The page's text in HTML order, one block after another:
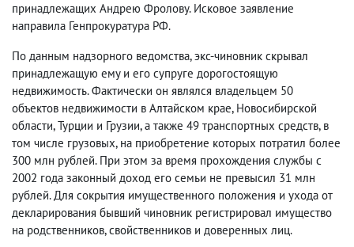
принадлежащих Андрею Фролову. Исковое заявление
направила Генпрокуратура РФ.
По данным надзорного ведомства, экс-чиновник скрывал
принадлежащую ему и его супруге дорогостоящую
недвижимость. Фактически он являлся владельцем 50
объектов недвижимости в Алтайском крае, Новосибирской
области, Турции и Грузии, а также 49 транспортных средств, в
том числе грузовых, на приобретение которых потратил более
300 млн рублей. При этом за время прохождения службы с
2002 года законный доход его семьи не превысил 31 млн
рублей. Для сокрытия имущественного положения и ухода от
декларирования бывший чиновник регистрировал имущество
на родственников, свойственников и доверенных лиц.